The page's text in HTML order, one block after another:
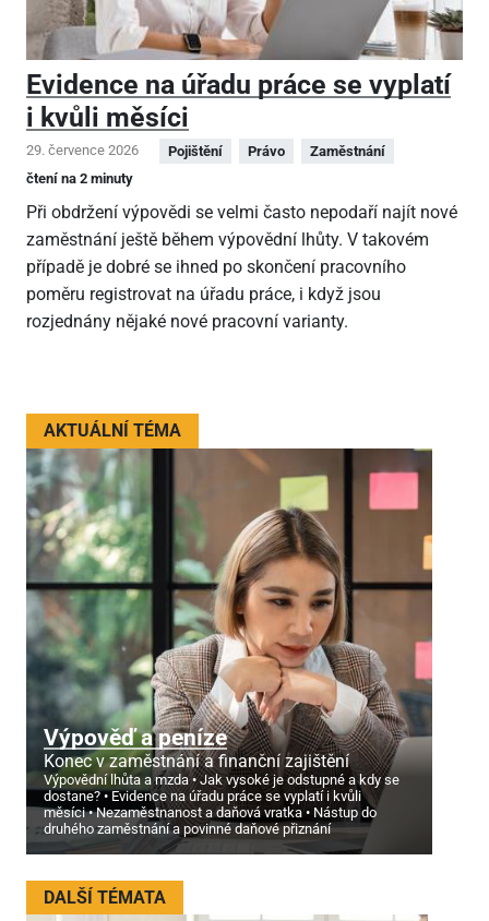
Evidence na úřadu práce se vyplatí
i kvůli měsíci
29. července 2026 Pojištění Právo
Zaměstnání
čtení na 2 minuty
Při obdržení výpovědi se velmi často nepodaří najít nové
zaměstnání ještě během výpovědní lhůty. V takovém
případě je dobré se ihned po skončení pracovního
poměru registrovat na úřadu práce, i když jsou
rozjednány nějaké nové pracovní varianty.
AKTUÁLNÍ TÉMA
Výpověď a peníze
Konec v zaměstnání a finanční zajištění
Výpovědní lhůta a mzda
Jak vysoké je odstupné a kdy se
dostane?
Evidence na úřadu práce se vyplatí i kvůli
měsíci
Nezaměstnanost a daňová vratka
Nástup do
druhého zaměstnání a povinné daňové přiznání
DALŠÍ TÉMATA